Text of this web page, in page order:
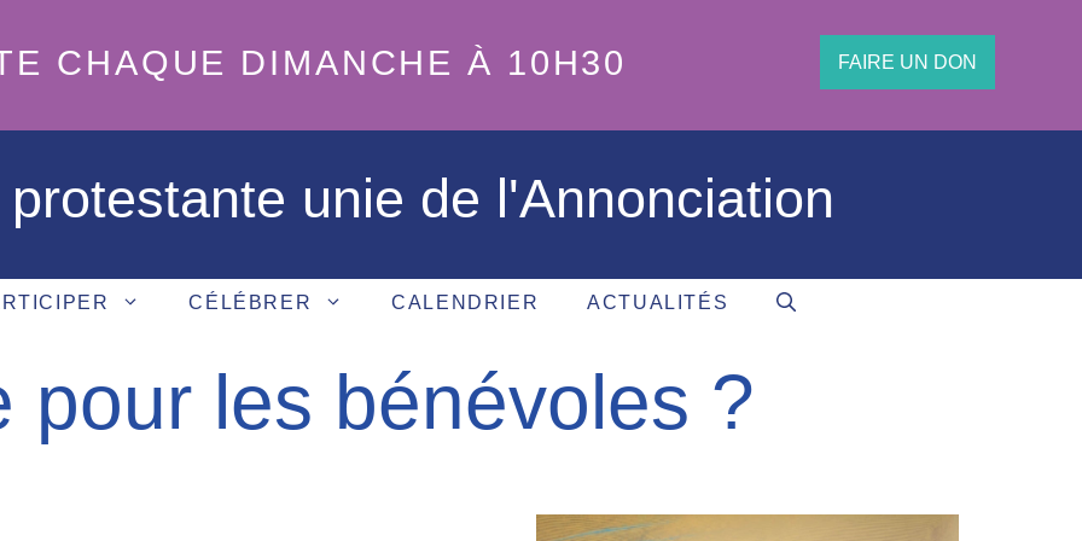
CHAQUE DIMANCHE À 10H30 FAIRE UN DON
unie de l'Annonciation
CÉLÉBRER CALENDRIER ACTUALITÉS
pour les bénévoles ?